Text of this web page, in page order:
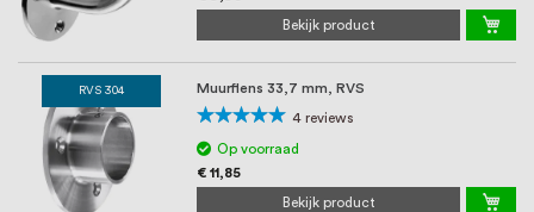
Bekijk product
RVS 304 Muurflens 33,7 mm, RVS
Waardering:
100%
4 reviews
Op voorraad
€ 11,85
Bekijk product